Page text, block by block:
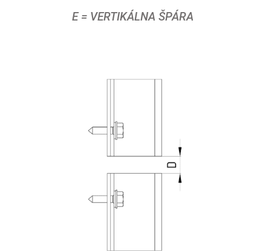
E = VERTIKÁLNA ŠPÁRA